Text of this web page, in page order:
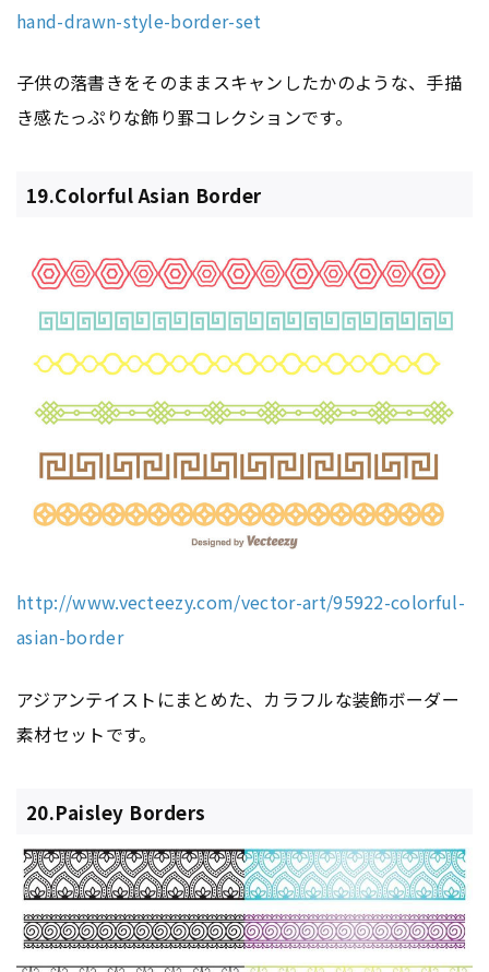
hand-drawn-style-border-set
子供の落書きをそのままスキャンしたかのような、手描
き感たっぷりな飾り罫コレクションです。
19.Colorful Asian Border
http://www.vecteezy.com/vector-art/95922-colorful-
asian-border
アジアンテイストにまとめた、カラフルな装飾ボーダー
素材セットです。
20.Paisley Borders